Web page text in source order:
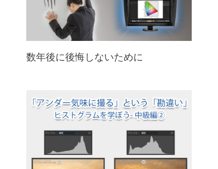
数年後に後悔しないために